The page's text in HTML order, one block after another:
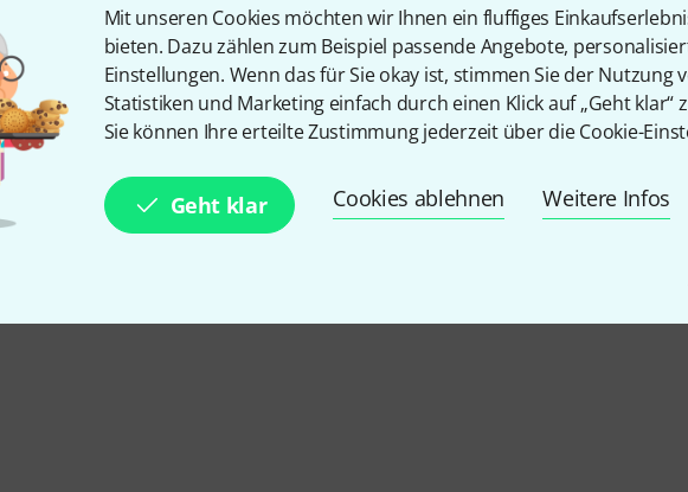
Mit unseren Cookies möchten wir Ihnen ein fluffiges
bieten. Dazu zählen zum Beispiel passende Angebote,
Einstellungen. Wenn das für Sie okay ist, stimmen Sie der Nutzung
Statistiken und Marketing einfach durch einen Klick auf „Geht klar“
Sie können Ihre erteilte Zustimmung jederzeit über die Cookie-
Geht klar Cookies ablehnen Weitere Infos